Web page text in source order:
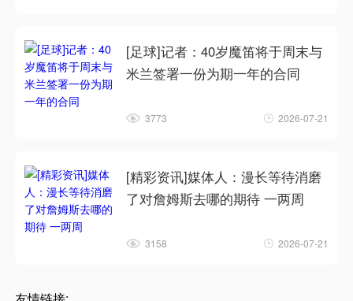
[足球]记者：40岁魔笛将于周末与
米兰签署一份为期一年的合同
3773 2026-07-21
[精彩资讯]媒体人：漫长等待消磨
了对詹姆斯去哪的期待 一两周
3158 2026-07-21